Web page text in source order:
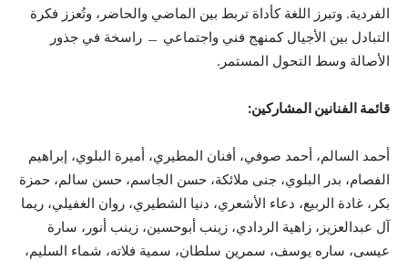
الفردية. وتبرز اللغة كأداة تربط بين الماضي والحاضر، وتُعزز فكرة
التبادل بين الأجيال كمنهج فني واجتماعي ﹘ راسخة في جذور
الأصالة وسط التحول المستمر .
قائمة الفنانين المشاركين:
أحمد السالم، أحمد صوفي، أفنان المطيري، أميرة البلوي، إبراهيم
الفصام، بدر البلوي، جنى ملائكة، حسن الجاسم، حسن سالم، حمزة
بكر، غادة الربيع، دعاء الأشعري، دنيا الشطيري، روان الغفيلي، ريما
آل عبدالعزيز، زاهية الردادي، زينب أبوحسين، زينب أنور، سارة
عيسى، ساره يوسف، سمرين سلطان، سمية فلاته، شماء السليم،